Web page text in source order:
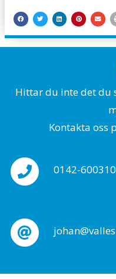
Hittar du inte det du
Kontakta oss
0142-600310